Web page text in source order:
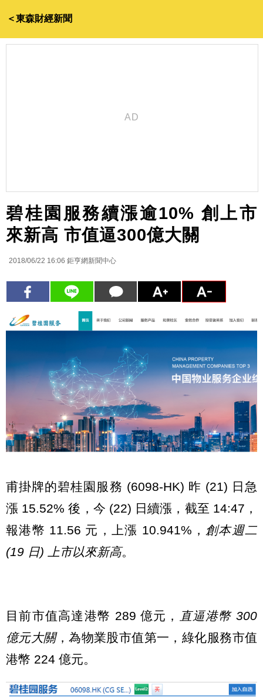
＜東森財經新聞
碧桂園服務續漲逾10% 創上市
來新高 市值逼300億大關
2018/06/22 16:06 鉅亨網新聞中心
甫掛牌的碧桂園服務 (6098-HK) 昨 (21) 日急
漲 15.52% 後，今 (22) 日續漲，截至 14:47，
報港幣 11.56 元，上漲 10.941%， 創本週二
(19 日) 上市以來新高。
目前市值高達港幣 289 億元，
直逼港幣 300
億元大關，為物業股市值第一，綠化服務市值
港幣 224 億元。